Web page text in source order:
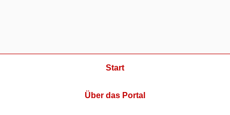
Start
Über das Portal